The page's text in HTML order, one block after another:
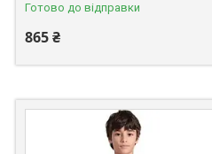
Готово до відправки
865 ₴